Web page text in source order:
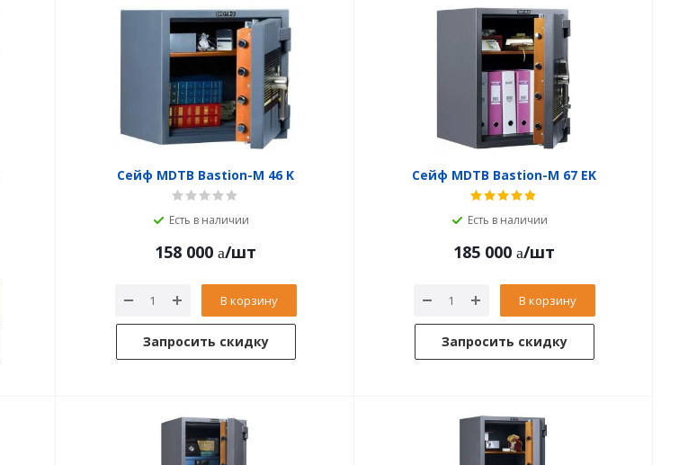
Сейф MDTB Bastion-M 46 K
Есть в наличии
158 000 /шт
В корзину
Запросить скидку
Сейф MDTB Bastion-M 67 EK
Есть в наличии
185 000 /шт
В корзину
Запросить скидку